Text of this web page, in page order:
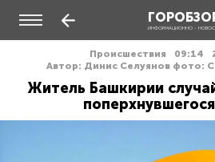
ИНФОРМАЦИОННО -
Происшествия 09:14
Автор: Динис Селуянов фото:
Житель Башкирии